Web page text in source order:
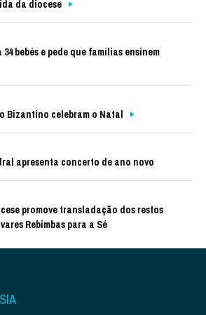
da diocese
bebés e pede que famílias ensinem
Bizantino celebram o Natal
apresenta concerto de ano novo
promove transladação dos restos
Rebimbas para a Sé